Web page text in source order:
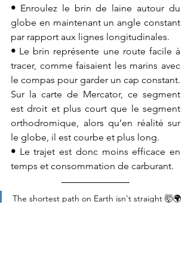
• Enroulez le brin de laine autour du
globe en maintenant un angle constant
par rapport aux lignes longitudinales.
• Le brin représente une route facile à
tracer, comme faisaient les marins avec
le compas pour garder un cap constant.
Sur la carte de Mercator, ce segment
est droit et plus court que le segment
orthodromique, alors qu’en réalité sur
le globe, il est courbe et plus long.
• Le trajet est donc moins efficace en
temps et consommation de carburant.
The shortest path on Earth isn't straight 🤯🌍